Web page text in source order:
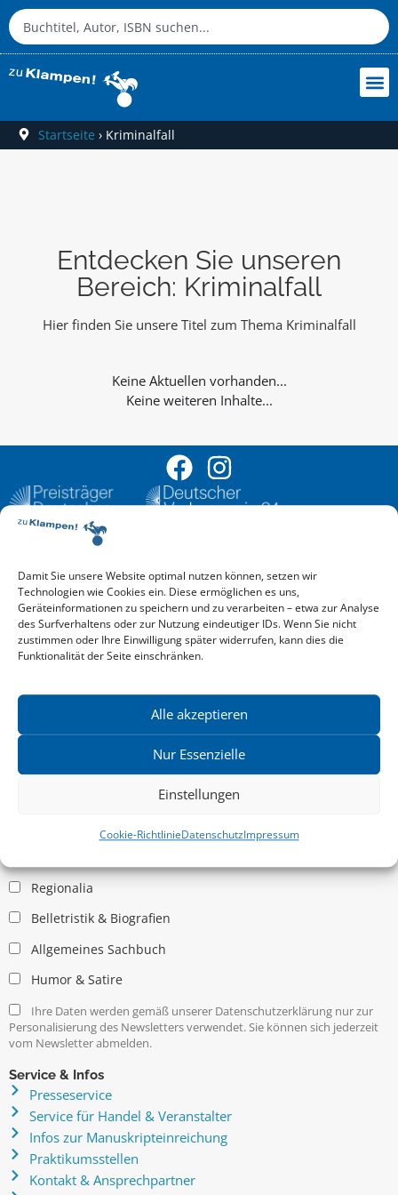
Damit Sie unsere Website optimal nutzen können, setzen wir
Technologien wie Cookies ein. Diese ermöglichen es uns,
Geräteinformationen zu speichern und zu verarbeiten – etwa zur Analyse
des Surfverhaltens oder zur Nutzung eindeutiger IDs. Wenn Sie nicht
zustimmen oder Ihre Einwilligung später widerrufen, kann dies die
Funktionalität der Seite einschränken.
Alle akzeptieren
Nur Essenzielle
Einstellungen
Cookie-RichtlinieDatenschutzImpressum
Startseite › Kriminalfall
Entdecken Sie unseren
Bereich: Kriminalfall
Hier finden Sie unsere Titel zum Thema Kriminalfall
Keine weiteren Inhalte...
Aktuelle Vorschau
Entdecken Sie das aktuelle zu-Klampen!-Verlagsprogramm.
Hier finden Sie die Verlagsvorschau – einfach direkt online
reinlesen oder herunterladen.
Download: Vorschau zu Klampen! Herbst 2026
Mehr aktuelle Vorschauen ansehen
News zu aktuellen Neuheiten und Nachrichten im zu Klampen!
Verlag – jederzeit wieder abbestellbar.
Kritische Theorie / Philosophie
Regionalia
Belletristik & Biografien
Allgemeines Sachbuch
Humor & Satire
Ihre Daten werden gemäß unserer Datenschutzerklärung nur zur
Personalisierung des Newsletters verwendet. Sie können sich jederzeit
vom Newsletter abmelden.
Service & Infos
Presseservice
Service für Handel & Veranstalter
Infos zur Manuskripteinreichung
Praktikumsstellen
Kontakt & Ansprechpartner